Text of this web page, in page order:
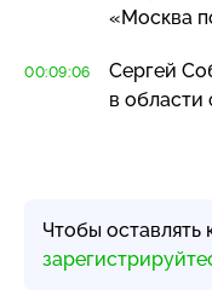
«Москва
00:09:06
Сергей
в области
Чтобы оставлять